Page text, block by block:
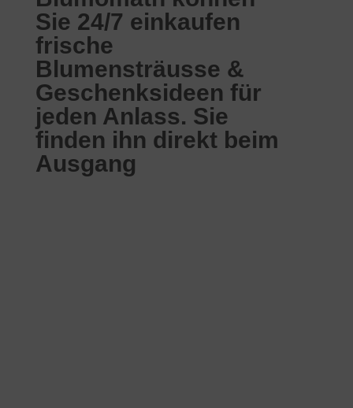
Sie 24/7 einkaufen
frische
Blumensträusse &
Geschenksideen für
jeden Anlass. Sie
finden ihn direkt beim
Ausgang